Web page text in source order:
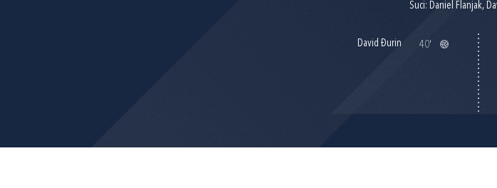
Suci: Daniel Flanjak,
David Đurin 40'